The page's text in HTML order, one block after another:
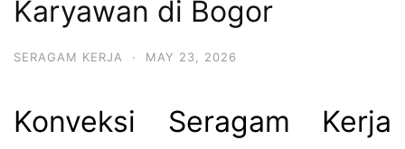
Karyawan di Bogor
SERAGAM KERJA · MAY 23, 2026
Konveksi Seragam Kerja